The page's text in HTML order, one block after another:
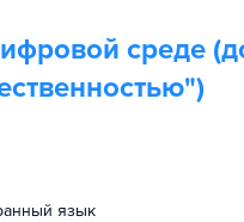
среде
язык